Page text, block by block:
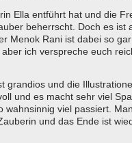
Ella entführt hat und die
beherrscht. Doch es
Menok Rani ist dabei so
ich verspreche euch
grandios und die
und es macht sehr viel
viel passiert.
und das Ende ist